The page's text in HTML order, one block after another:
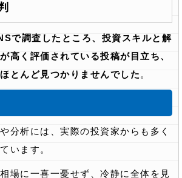
で調査したところ、投資スキルと解
高く評価されている投稿が目立ち、
とんど見つかりませんでした 。
分析には、実際の投資家からも多く
います。
場に一喜一憂せず、冷静に全体を見